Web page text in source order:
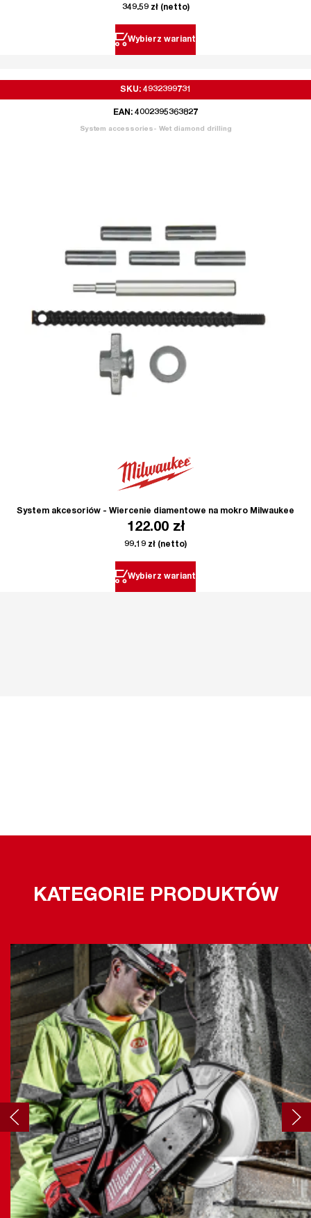
349.59 zł(netto)
Wybierz wariant
SKU: 4932399731
EAN: 4002395363827
System accessories- Wet diamond drilling
System akcesoriów - Wiercenie diamentowe na mokro Milwaukee
122.00 zł
99.19 zł (netto)
Wybierz wariant
KATEGORIE PRODUKTÓW